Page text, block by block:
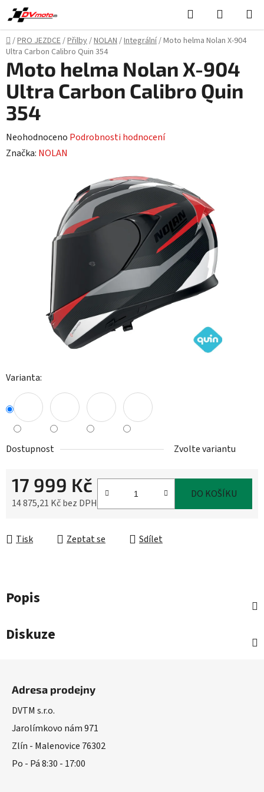
Přejít
na
obsah
Hledat
KOŠÍK
Domů
/PRO JEZDCE/Přilby/NOLAN/Integrální/Moto helma Nolan X-904
Ultra Carbon Calibro Quin 354
Varianta:
Dostupnost Zvolte variantu
17 999 Kč
14 875,21 Kč bez DPH
DO KOŠÍKU
Tisk Zeptat se Sdílet
Moto helma Nolan X-904
Ultra Carbon Calibro Quin
354
Průměrné
hodnocení
Neohodnoceno Podrobnosti hodnocení
Značka: NOLAN
Popis
Diskuze
Adresa prodejny
DVTM s.r.o.
Jarolímkovo nám 971
Zlín - Malenovice 76302
Po - Pá 8:30 - 17:00